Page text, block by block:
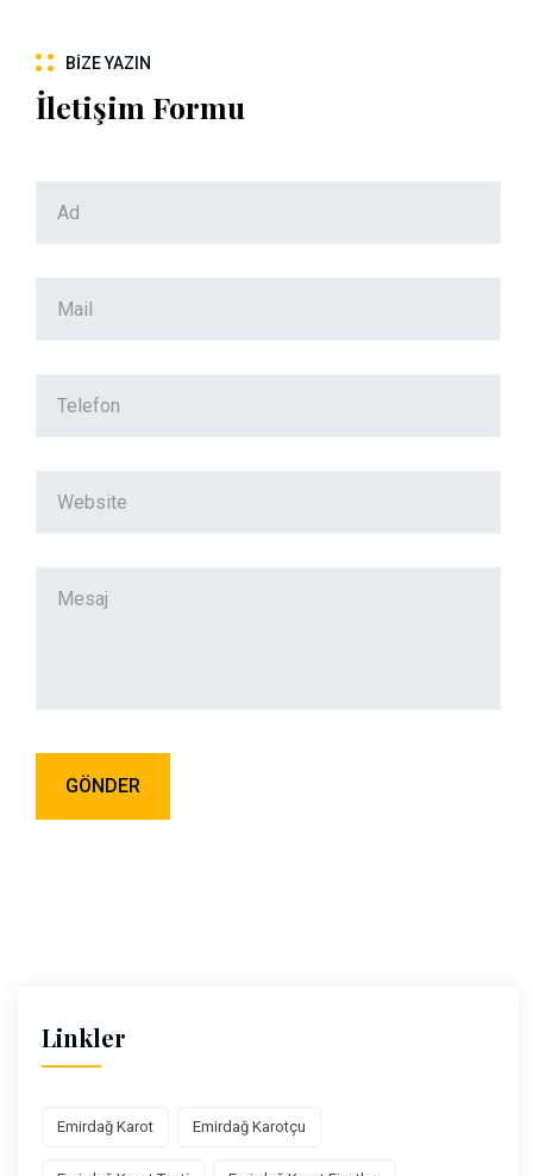
BIZE YAZIN
İletişim Formu
Linkler
Emirdağ Karot Emirdağ Karotçu